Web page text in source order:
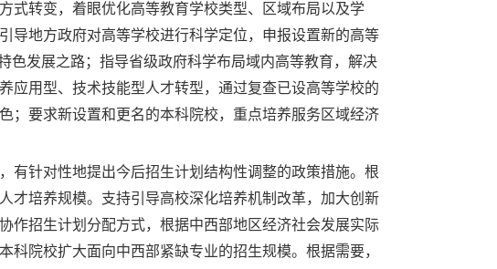
式转变，着眼优化高等教育学校类型、区域布局以及学
导地方政府对高等学校进行科学定位，申报设置新的高等
色发展之路；指导省级政府科学布局域内高等教育，解决
应用型、技术技能型人才转型，通过复查已设高等学校的
；要求新设置和更名的本科院校，重点培养服务区域经济
有针对性地提出今后招生计划结构性调整的政策措施。根
才培养规模。支持引导高校深化培养机制改革，加大创新
作招生计划分配方式，根据中西部地区经济社会发展实际
院校扩大面向中西部紧缺专业的招生规模。根据需要，